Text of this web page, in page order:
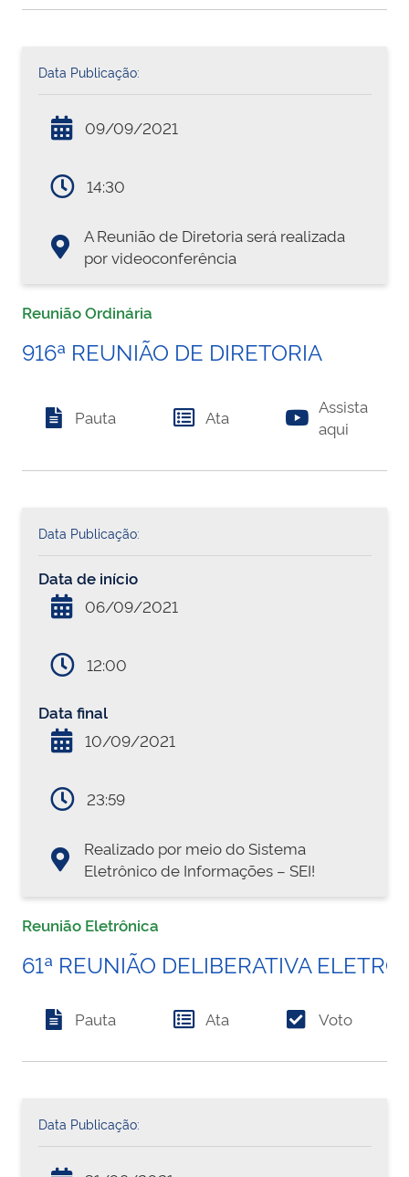
Data Publicação:
09/09/2021
14:30
A Reunião de Diretoria será realizada
por videoconferência
Reunião Ordinária
916ª REUNIÃO DE DIRETORIA
Pauta Ata
Assista
aqui
Data Publicação:
Data de início
06/09/2021
12:00
Data final
10/09/2021
23:59
Realizado por meio do Sistema
Eletrônico de Informações – SEI!
Reunião Eletrônica
61ª REUNIÃO DELIBERATIVA
Pauta Ata Voto
Data Publicação: